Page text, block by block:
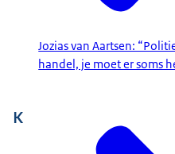
Jozias van Aartsen:
handel, je moet er soms
K